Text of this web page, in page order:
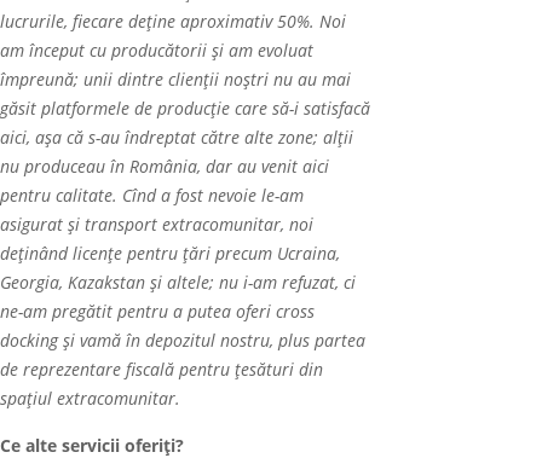
lucrurile, fiecare deţine aproximativ 50%. Noi
am început cu producătorii și am evoluat
împreună; unii dintre clienții noștri nu au mai
găsit platformele de producție care să-i satisfacă
aici, așa că s-au îndreptat către alte zone; alții
nu produceau în România, dar au venit aici
pentru calitate. Cînd a fost nevoie le-am
asigurat și transport extracomunitar, noi
deţinând licențe pentru țări precum Ucraina,
Georgia, Kazakstan și altele; nu i-am refuzat, ci
ne-am pregătit pentru a putea oferi cross
docking și vamă în depozitul nostru, plus partea
de reprezentare fiscală pentru țesături din
spațiul extracomunitar.
Ce alte servicii oferiți?